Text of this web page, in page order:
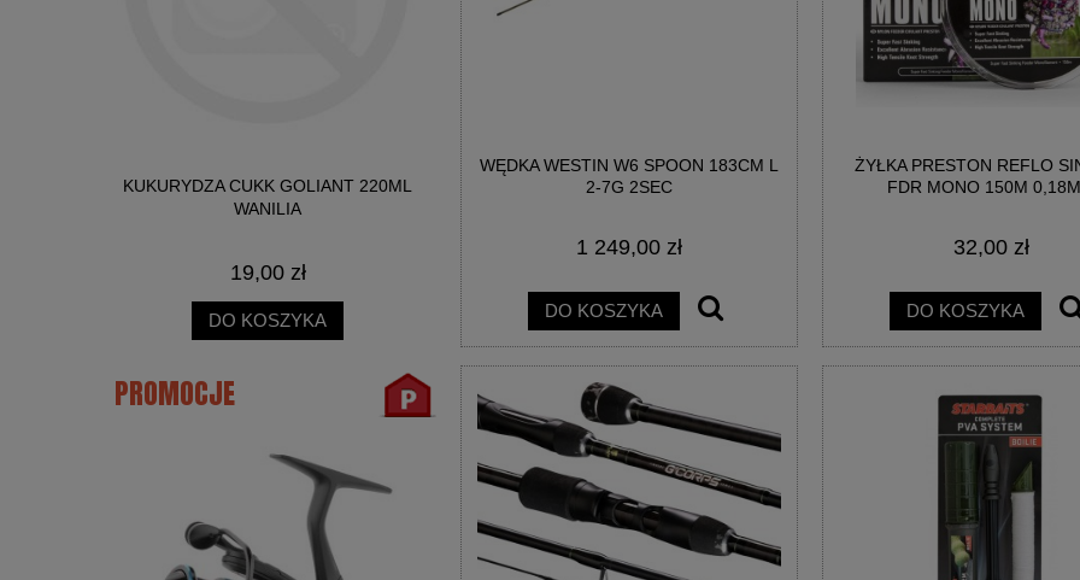
KUKURYDZA CUKK GOLIANT 220ML
WANILIA
19,00 zł
DO KOSZYKA
BIG RAINBOW EGG WAFTERS
DO KOSZYKA
BIG POISON EGG WAFTERS -
DO KOSZYKA
PROMOCJE
WĘDKA WESTIN W6 SPOON 183CM L
2-7G 2SEC
1 249,00 zł
DO KOSZYKA
ŻYŁKA PRESTON REFLO
FDR MONO 150M
32,00 zł
DO KOSZYKA